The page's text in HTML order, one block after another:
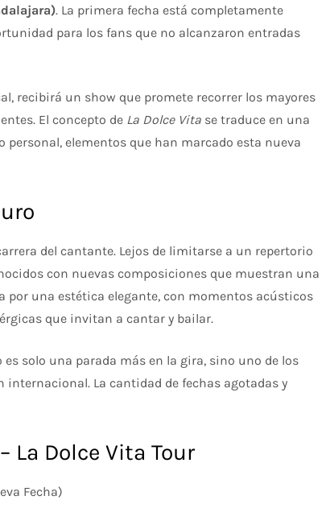
. La primera fecha está completamente
para los fans que no alcanzaron entradas
recibirá un show que promete recorrer los mayores
El concepto de La Dolce Vita se traduce en una
elementos que han marcado esta nueva
del cantante. Lejos de limitarse a un repertorio
con nuevas composiciones que muestran una
por una estética elegante, con momentos acústicos
que invitan a cantar y bailar.
solo una parada más en la gira, sino uno de los
La cantidad de fechas agotadas y
La Dolce Vita Tour
Fecha)